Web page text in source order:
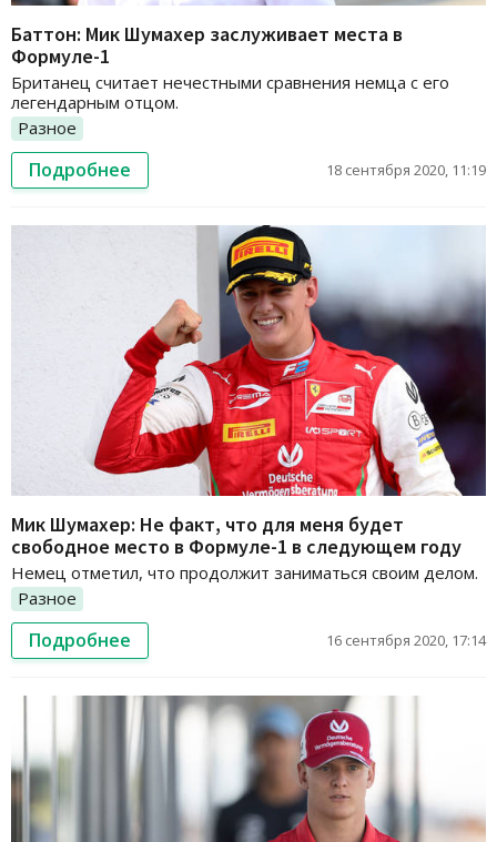
Баттон: Мик Шумахер заслуживает места в
Формуле-1
Британец считает нечестными сравнения немца с его
легендарным отцом.
Разное
Подробнее 18 сентября 2020, 11:19
Мик Шумахер: Не факт, что для меня будет
свободное место в Формуле-1 в следующем году
Немец отметил, что продолжит заниматься своим делом.
Разное
Подробнее 16 сентября 2020, 17:14